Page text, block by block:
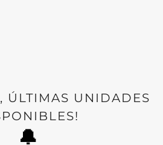
ÚLTIMAS UNIDADES
🔔